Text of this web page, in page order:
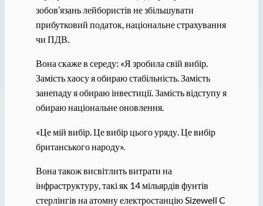
зобов’язань лейбористів не збільшувати
прибутковий податок, національне страхування
чи ПДВ.
Вона скаже в середу: «Я зробила свій вибір.
Замість хаосу я обираю стабільність. Замість
занепаду я обираю інвестиції. Замість відступу я
обираю національне оновлення.
«Це мій вибір. Це вибір цього уряду. Це вибір
британського народу».
Вона також висвітлить витрати на
інфраструктуру, такі як 14 мільярдів фунтів
стерлінгів на атомну електростанцію Sizewell C